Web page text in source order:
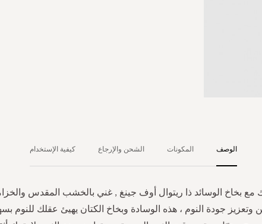
الوصف
مع بخاخ الوسائد ذا ريتوال أوف جينغ , غني بالخشب المقدس
وتعزيز جودة النوم ، هذه الوسادة وبخاخ الكتان يهيئ عقلك للنوم
المكونات الشحن والإرجاع كيفية الإستخدام